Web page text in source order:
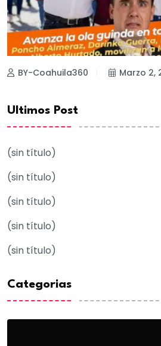
BY-Coahuila360 Marzo 2,
Ultimos Post
(sin título)
(sin título)
(sin título)
(sin título)
(sin título)
Categorias